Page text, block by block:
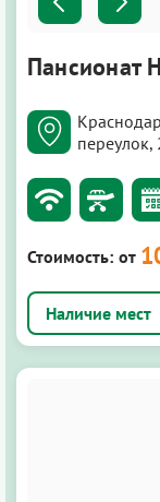
Пансионат
переулок,
Стоимость: от